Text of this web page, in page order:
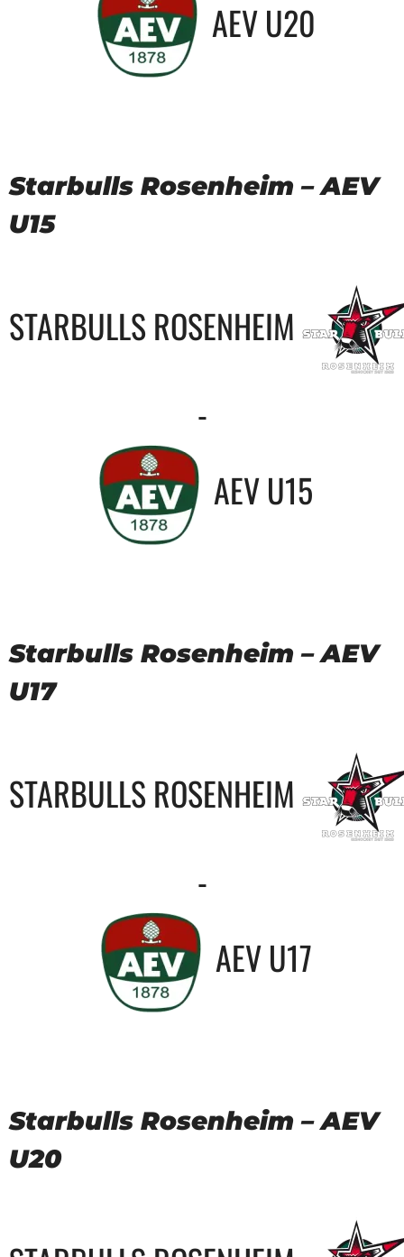
AEV U20
Starbulls Rosenheim – AEV
U15
STARBULLS ROSENHEIM
-
AEV U15
Starbulls Rosenheim – AEV
U17
STARBULLS ROSENHEIM
-
AEV U17
Starbulls Rosenheim – AEV
U20